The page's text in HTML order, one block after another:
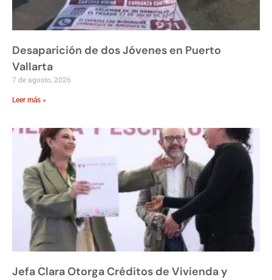
Desaparición de dos Jóvenes en Puerto
Vallarta
7 de agosto, 2026
Leer más »
Jefa Clara Otorga Créditos de Vivienda y